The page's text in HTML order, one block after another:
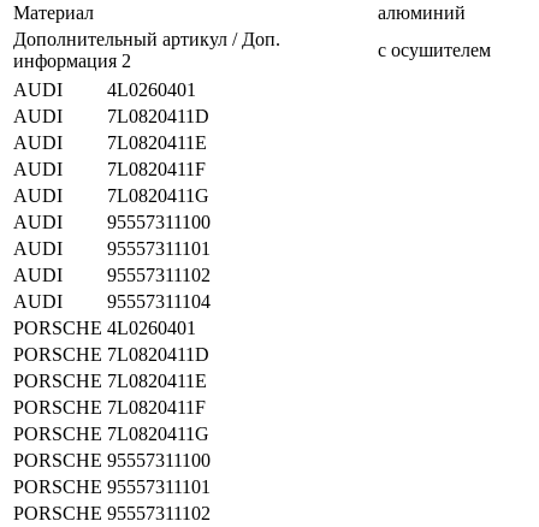
Материал
алюминий
Дополнительный артикул / Доп.
информация 2
с осушителем
AUDI
4L0260401
AUDI
7L0820411D
AUDI
7L0820411E
AUDI
7L0820411F
AUDI
7L0820411G
AUDI
95557311100
AUDI
95557311101
AUDI
95557311102
AUDI
95557311104
PORSCHE 4L0260401
PORSCHE 7L0820411D
PORSCHE 7L0820411E
PORSCHE 7L0820411F
PORSCHE 7L0820411G
PORSCHE 95557311100
PORSCHE 95557311101
PORSCHE 95557311102